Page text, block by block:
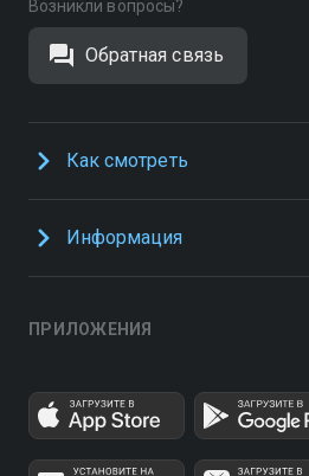
Возникли вопросы?
Обратная связь
Как смотреть
Информация
ПРИЛОЖЕНИЯ